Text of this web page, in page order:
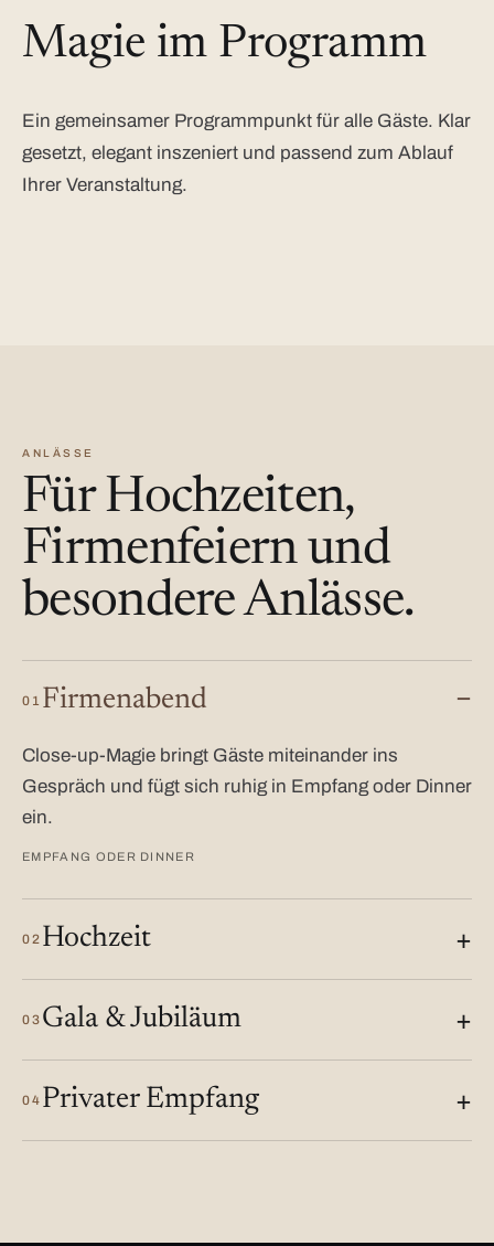
Magie im Programm
Ein gemeinsamer Programmpunkt für alle Gäste. Klar
gesetzt, elegant inszeniert und passend zum Ablauf
Ihrer Veranstaltung.
ANLÄSSE
Für Hochzeiten,
Firmenfeiern und
besondere Anlässe.
01 Firmenabend
Close-up-Magie bringt Gäste miteinander ins
Gespräch und fügt sich ruhig in Empfang oder Dinner
ein.
EMPFANG ODER DINNER
02 Hochzeit
03 Gala & Jubiläum
04 Privater Empfang